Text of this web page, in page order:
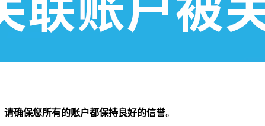
请确保您所有的账户都保持良好的信誉。